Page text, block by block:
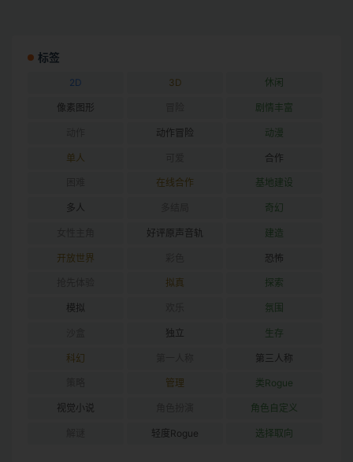
标签
2D 3D 休闲
像素图形 剧情丰富
动作冒险 动漫
单人 合作
在线合作 基地建设
多人 奇幻
好评原声音轨 建造
开放世界 恐怖
拟真 探索
模拟 氛围
独立 生存
科幻 第三人称
管理 类Rogue
视觉小说 角色自定义
轻度Rogue 选择取向